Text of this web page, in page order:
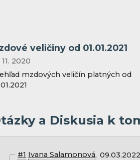
veličiny od 01.01.2021
11. 2020
mzdových veličín platných od
a Diskusia k
#1 Ivana Salamonová